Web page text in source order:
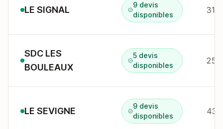
LE SIGNAL
9 devis
disponibles
SDC LES
BOULEAUX
5 devis
disponibles
LE SEVIGNE
9 devis
disponibles